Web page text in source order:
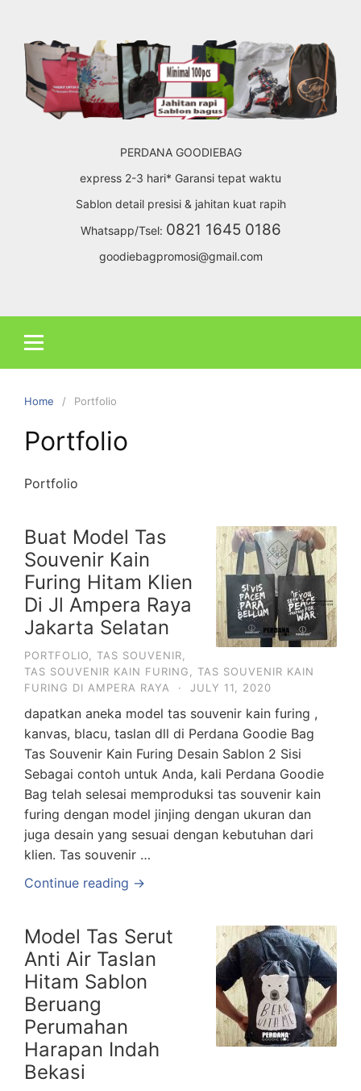
content
PERDANA GOODIEBAG
express 2-3 hari* Garansi tepat waktu
Sablon detail presisi & jahitan kuat rapih
Whatsapp/Tsel: 0821 1645 0186
goodiebagpromosi@gmail.com
Home Portfolio
Portfolio
Portfolio
Buat Model Tas
Souvenir Kain
Furing Hitam Klien
Di Jl Ampera Raya
Jakarta Selatan
PORTFOLIO TAS SOUVENIR
TAS SOUVENIR KAIN FURING
TAS SOUVENIR KAIN
FURING DI AMPERA RAYA
· JULY 11, 2020
dapatkan aneka model tas souvenir kain furing ,
kanvas, blacu, taslan dll di Perdana Goodie Bag
Tas Souvenir Kain Furing Desain Sablon 2 Sisi
Sebagai contoh untuk Anda, kali Perdana Goodie
Bag telah selesai memproduksi tas souvenir kain
furing dengan model jinjing dengan ukuran dan
juga desain yang sesuai dengan kebutuhan dari
klien. Tas souvenir …
Continue reading →
Model Tas Serut
Anti Air Taslan
Hitam Sablon
Beruang
Perumahan
Harapan Indah
Bekasi